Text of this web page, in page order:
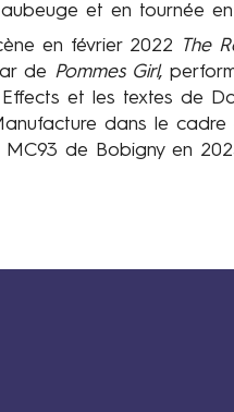
et en tournée
en février 2022
The
de Pommes Girl,
et les textes de
dans le cadre
de Bobigny en